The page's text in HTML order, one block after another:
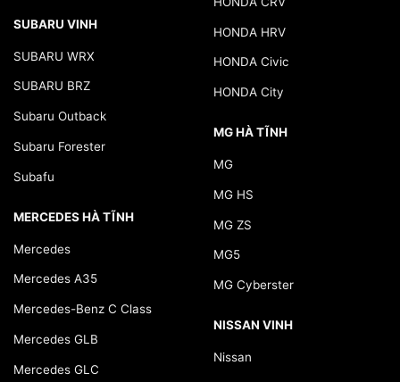
SUBARU VINH
SUBARU WRX
SUBARU BRZ
Subaru Outback
Subaru Forester
Subafu
MERCEDES HÀ TĨNH
Mercedes
Mercedes A35
Mercedes-Benz C Class
Mercedes GLB
Mercedes GLC
HONDA HRV
HONDA Civic
HONDA City
MG HÀ TĨNH
MG
MG HS
MG ZS
MG5
MG Cyberster
NISSAN VINH
Nissan